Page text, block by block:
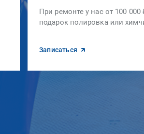
При ремонте у нас от 100
подарок полировка или
Записаться